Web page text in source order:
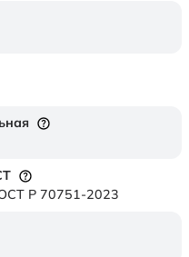
Р 70751-2023